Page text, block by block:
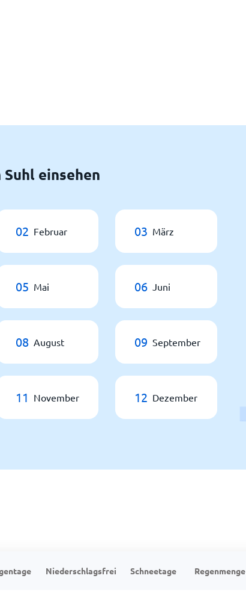
einsehen
02 Februar 03 März
05 Mai 06 Juni
08 August 09 September
11 November 12 Dezember
Niederschlagsfrei Schneetage Regenmenge